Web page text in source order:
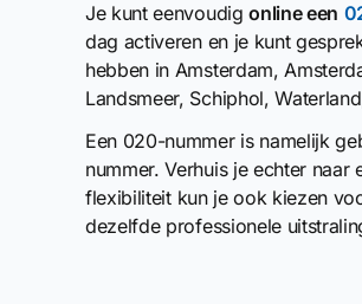
Je kunt eenvoudigonline een
dag activeren en je kunt
hebben in Amsterdam,
Landsmeer, Schiphol,
Een 020-nummer is namelijk
nummer. Verhuis je echter
flexibiliteit kun je ook kiezen
dezelfde professionele